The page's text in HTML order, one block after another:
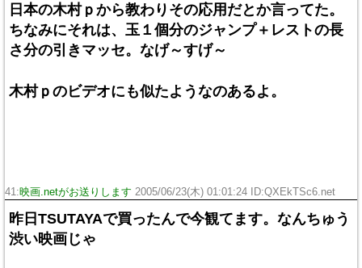
日本の木村ｐから教わりその応用だとか言ってた。
ちなみにそれは、玉１個分のジャンプ＋レストの長
さ分の引きマッセ。なげ～すげ～
木村ｐのビデオにも似たようなのあるよ。
41:映画.netがお送りします 2005/06/23(木) 01:01:24 ID:QXEkTSc6.net
昨日TSUTAYAで買ったんで今観てます。なんちゅう
渋い映画じゃ